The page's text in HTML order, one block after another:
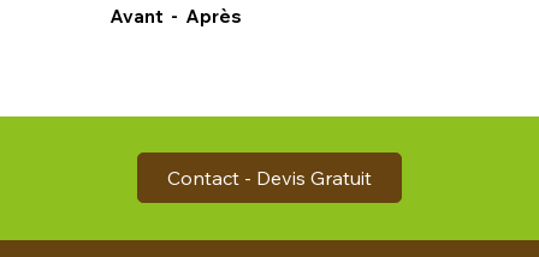
Contact - Devis Gratuit
Avant - Après